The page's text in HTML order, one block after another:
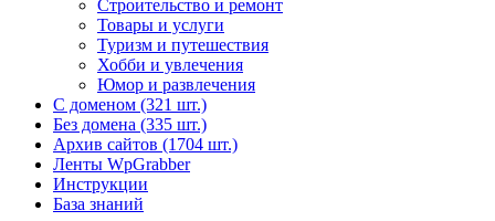
Строительство и ремонт
Товары и услуги
Туризм и путешествия
Хобби и увлечения
Юмор и развлечения
С доменом (321 шт.)
Без домена (335 шт.)
Архив сайтов (1704 шт.)
Ленты WpGrabber
Инструкции
База знаний